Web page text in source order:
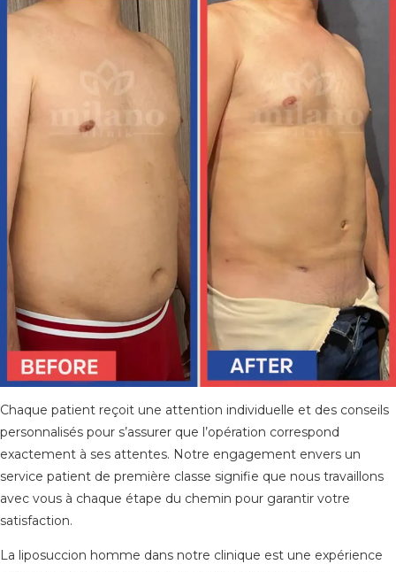
Chaque patient reçoit une attention individuelle et des conseils
personnalisés pour s’assurer que l’opération correspond
exactement à ses attentes. Notre engagement envers un
service patient de première classe signifie que nous travaillons
avec vous à chaque étape du chemin pour garantir votre
satisfaction.
La liposuccion homme dans notre clinique est une expérience